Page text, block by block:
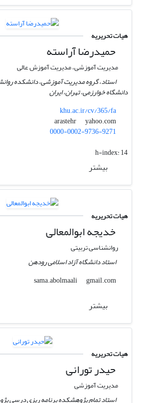
هیات تحریریه
حمیدرضا آراسته
مدیریت آموزشی، مدیریت آموزش عالی
استاد، گروه مدیریت آموزشی، دانشکده
دانشگاه خوارزمی، تهران، ایران
khu.ac.ir/cv/365/fa
arastehr
yahoo.com
0000-0002-9736-9271
h-index:14
بیشتر
هیات تحریریه
خدیجه ابوالمعالی
روانشناسی تربیتی
استاد دانشگاه آزاد اسلامی رودهن
sama.abolmaali
gmail.com
بیشتر
هیات تحریریه
حیدر تورانی
مدیریت آموزشی
استاد تمام پژوهشکده برنامه ریزی درسی